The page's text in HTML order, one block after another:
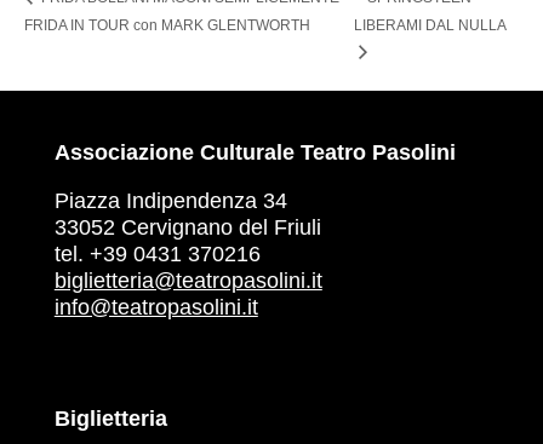
FRIDA IN TOUR con MARK GLENTWORTH
LIBERAMI DAL NULLA
Associazione Culturale Teatro Pasolini
Piazza Indipendenza 34
33052 Cervignano del Friuli
tel. +39 0431 370216
biglietteria@teatropasolini.it
info@teatropasolini.it
Biglietteria